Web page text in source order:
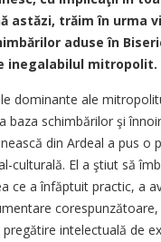
astăzi, trăim în urma
aduse în
inegalabilul mitropolit.
dominante ale
baza schimbărilor şi
din Ardeal a pus o
culturală. El a ştiut să
ce a înfăptuit practic, a
intelectuală de